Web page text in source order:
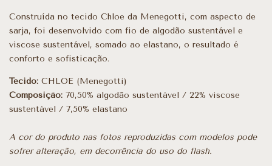
Construída no tecido Chloe da Menegotti, com aspecto de
sarja, foi desenvolvido com fio de algodão sustentável e
viscose sustentável, somado ao elastano, o resultado é
conforto e sofisticação.
Tecido: CHLOE (Menegotti)
Composição: 70,50% algodão sustentável / 22% viscose
sustentável / 7,50% elastano
A cor do produto nas fotos reproduzidas com modelos pode
sofrer alteração, em decorrência do uso do flash.